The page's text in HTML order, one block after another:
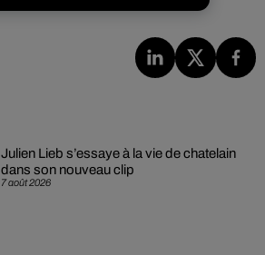
7 août 2026
Julien Lieb s’essaye à la vie de chatelain
dans son nouveau clip